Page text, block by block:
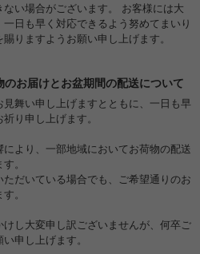
い場合がございます。 お客様には大
日も早く対応できるよう努めてまいり
りますようお願い申し上げます。
のお届けとお盆期間の配送について
舞い申し上げますとともに、一日も早
り申し上げます。
より、一部地域においてお荷物の配送
。
だいている場合でも、ご希望通りのお
。
し大変申し訳ございませんが、何卒ご
申し上げます。